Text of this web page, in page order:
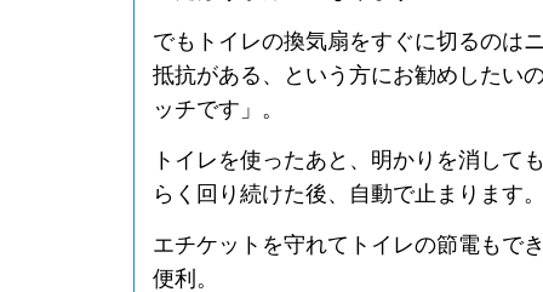
でもトイレの換気扇をすぐに切るのは
抵抗がある、という方にお勧めしたい
ッチです」。
トイレを使ったあと、明かりを消して
らく回り続けた後、自動で止まります
エチケットを守れてトイレの節電もで
便利。